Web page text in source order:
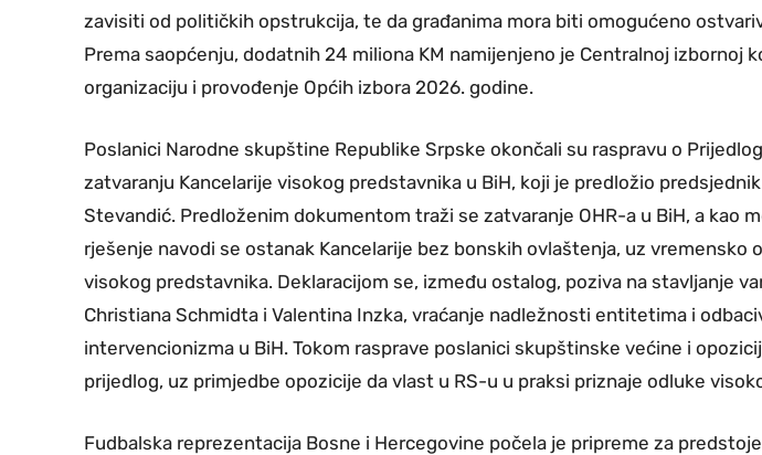
zavisiti od političkih opstrukcija, te da građanima mora biti omogućeno
Prema saopćenju, dodatnih 24 miliona KM namijenjeno je Centralnoj izbornoj
organizaciju i provođenje Općih izbora 2026. godine.
Poslanici Narodne skupštine Republike Srpske okončali su raspravu o
zatvaranju Kancelarije visokog predstavnika u BiH, koji je predložio predsjednik
Stevandić. Predloženim dokumentom traži se zatvaranje OHR-a u BiH, a kao
rješenje navodi se ostanak Kancelarije bez bonskih ovlaštenja, uz vremensko
visokog predstavnika. Deklaracijom se, između ostalog, poziva na stavljanje
Christiana Schmidta i Valentina Inzka, vraćanje nadležnosti entitetima i
intervencionizma u BiH. Tokom rasprave poslanici skupštinske većine i
prijedlog, uz primjedbe opozicije da vlast u RS-u u praksi priznaje odluke
Fudbalska reprezentacija Bosne i Hercegovine počela je pripreme za